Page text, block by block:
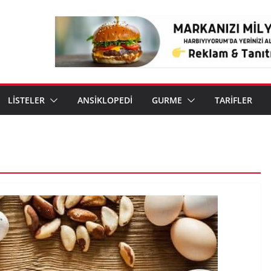
LİSTELER ANSİKLOPEDİ GURME TARİFLER